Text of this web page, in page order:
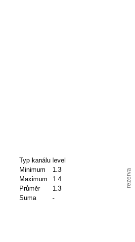
Typ kanálu level
Minimum
1.3
Maximum
1.4
Průměr
1.3
Suma
-
rezerva